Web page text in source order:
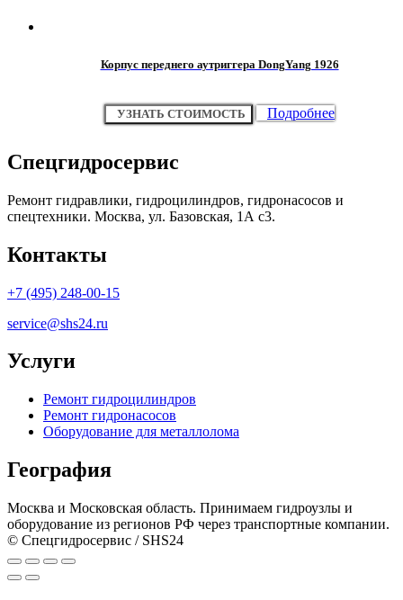
Корпус переднего аутриггера DongYang 1926
УЗНАТЬ СТОИМОСТЬ Подробнее
Спецгидросервис
Ремонт гидравлики, гидроцилиндров, гидронасосов и
спецтехники. Москва, ул. Базовская, 1А с3.
Контакты
+7 (495) 248-00-15
service@shs24.ru
Услуги
Ремонт гидроцилиндров
Ремонт гидронасосов
Оборудование для металлолома
География
Москва и Московская область. Принимаем гидроузлы и
оборудование из регионов РФ через транспортные компании.
© Спецгидросервис / SHS24